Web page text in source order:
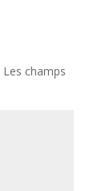
Les champs